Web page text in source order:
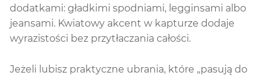
dodatkami: gładkimi spodniami, legginsami albo
jeansami. Kwiatowy akcent w kapturze dodaje
wyrazistości bez przytłaczania całości.
Jeżeli lubisz praktyczne ubrania, które „pasują do